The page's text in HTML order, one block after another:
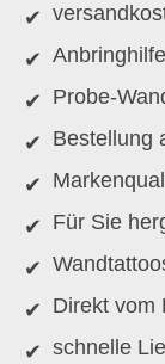
Probe-
Bestellung
Für Sie
Direkt vom
schnelle